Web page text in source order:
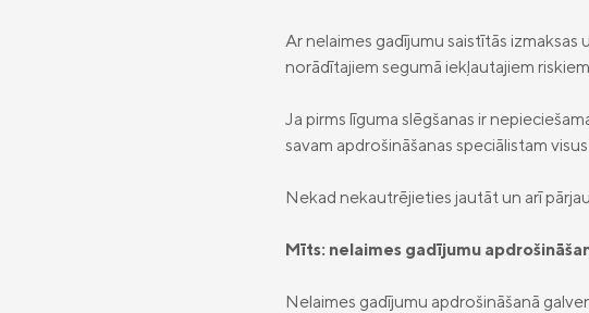
Ar nelaimes gadījumu saistītās
norādītajiem segumā iekļautajiem
Ja pirms līguma slēgšanas ir
savam apdrošināšanas speciālistam
Nekad nekautrējieties jautāt un arī
Mīts: nelaimes gadījumu
Nelaimes gadījumu apdrošināšanā